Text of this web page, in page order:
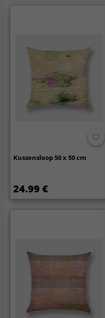
Kussensloop 50 x 50 cm
24.99 €